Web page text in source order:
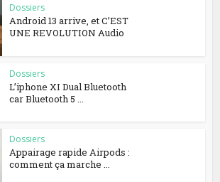
Dossiers
Android 13 arrive, et C’EST
UNE REVOLUTION Audio
Dossiers
L’iphone XI Dual Bluetooth
car Bluetooth 5 ...
Dossiers
Appairage rapide Airpods :
comment ça marche ...